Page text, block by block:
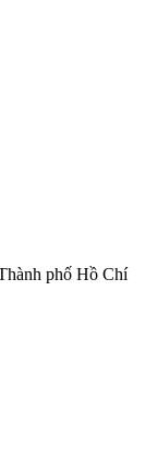
phố Hồ Chí